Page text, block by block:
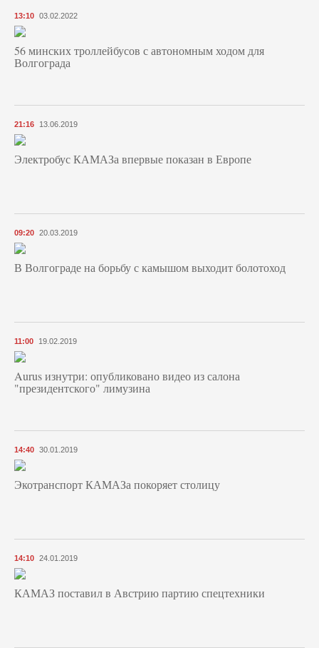
13:10 03.02.2022
56 минских троллейбусов с автономным ходом для
Волгограда
21:16 13.06.2019
Электробус КАМАЗа впервые показан в Европе
09:20 20.03.2019
В Волгограде на борьбу с камышом выходит болотоход
11:00 19.02.2019
Aurus изнутри: опубликовано видео из салона
"президентского" лимузина
14:40 30.01.2019
Экотранспорт КАМАЗа покоряет столицу
14:10 24.01.2019
КАМАЗ поставил в Австрию партию спецтехники